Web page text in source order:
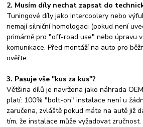
2. Musím díly nechat zapsat do
Tuningové díly jako intercoolery nebo
nemají silniční homologaci (pokud není
primárně pro "off-road use" nebo úpravu
komunikace. Před montáží na auto pro
ověřte.
3. Pasuje vše "kus za kus"?
Většina dílů je navržena jako náhrada
platí: 100% "bolt-on" instalace není u
zaručena, zvláště pokud máte na autě již
tím, že instalace může vyžadovat zručnost.